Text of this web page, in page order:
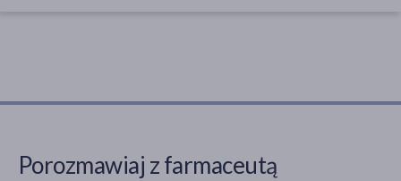
Porozmawiaj z farmaceutą